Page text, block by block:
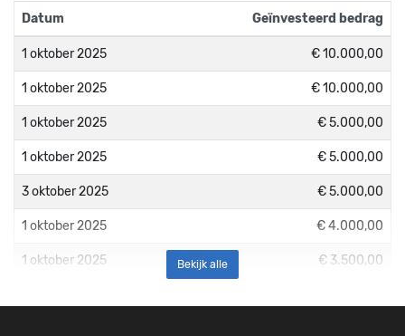
Datum Geïnvesteerd bedrag
1 oktober 2025 € 10.000,00
1 oktober 2025 € 10.000,00
1 oktober 2025 € 5.000,00
1 oktober 2025 € 5.000,00
3 oktober 2025 € 5.000,00
1 oktober 2025 € 4.000,00
1 oktober 2025 € 3.500,00
Bekijk alle